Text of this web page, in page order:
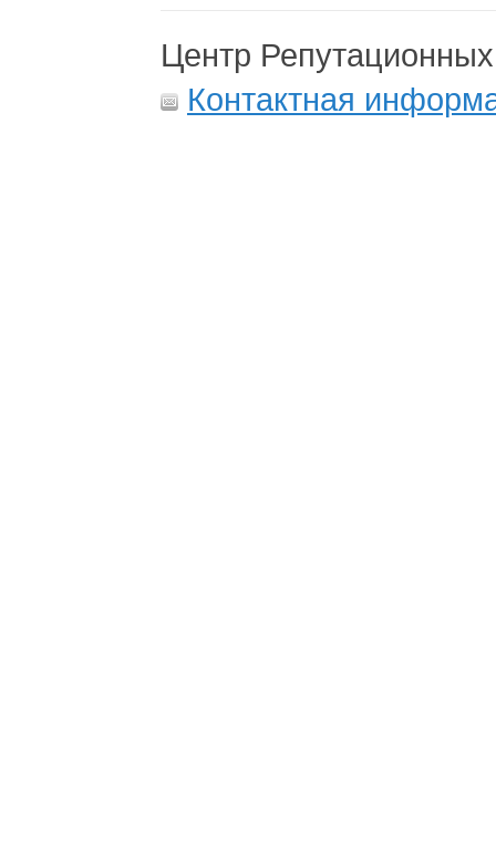
Центр
Контактная